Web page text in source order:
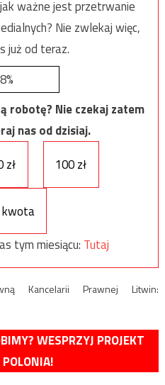
ważne jest przetrwanie
Nie zwlekaj więc,
już od teraz.
8%
robotę? Nie czekaj zatem
nas od dzisiaj.
zł 100 zł
kwota
tym miesiącu: Tutaj
Kancelarii Prawnej Litwin:
WESPRZYJ PROJEKT